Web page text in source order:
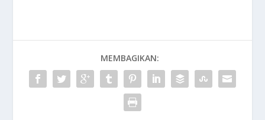
MEMBAGIKAN: